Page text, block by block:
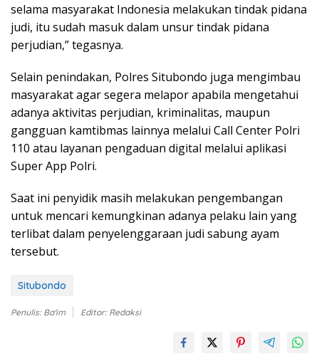
selama masyarakat Indonesia melakukan tindak pidana
judi, itu sudah masuk dalam unsur tindak pidana
perjudian,” tegasnya.
Selain penindakan, Polres Situbondo juga mengimbau
masyarakat agar segera melapor apabila mengetahui
adanya aktivitas perjudian, kriminalitas, maupun
gangguan kamtibmas lainnya melalui Call Center Polri
110 atau layanan pengaduan digital melalui aplikasi
Super App Polri.
Saat ini penyidik masih melakukan pengembangan
untuk mencari kemungkinan adanya pelaku lain yang
terlibat dalam penyelenggaraan judi sabung ayam
tersebut.
Situbondo
Penulis: Ba'im Editor: Redaksi